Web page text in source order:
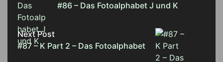
#86 – Das Fotoalphabet J und K
Next Post
#87 – K Part 2 – Das Fotoalphabet